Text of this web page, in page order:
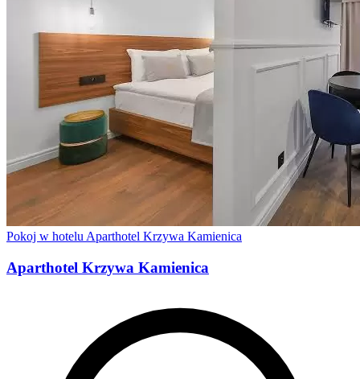
Pokoj w hotelu Aparthotel Krzywa Kamienica
Aparthotel Krzywa Kamienica